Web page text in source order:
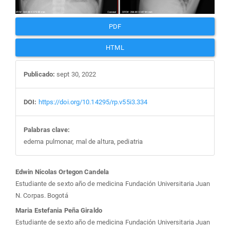
artículo
PDF
HTML
Publicado: sept 30, 2022
DOI: https://doi.org/10.14295/rp.v55i3.334
Palabras clave:
edema pulmonar, mal de altura, pediatria
Contenido
principal
Edwin Nicolas Ortegon Candela
Estudiante de sexto año de medicina Fundación Universitaria Juan
N. Corpas. Bogotá
Maria Estefania Peña Giraldo
Estudiante de sexto año de medicina Fundación Universitaria Juan